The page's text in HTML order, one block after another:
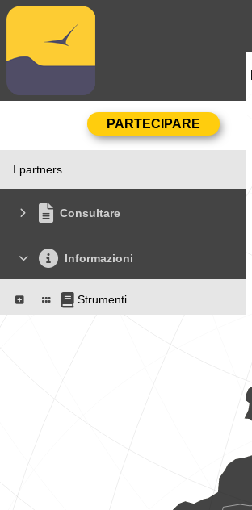
I partners
Consultare
Informazioni
Strumenti